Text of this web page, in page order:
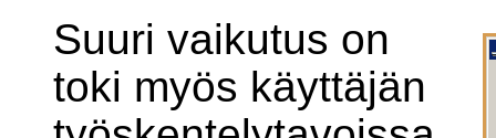
Suuri vaikutus on
toki myös käyttäjän